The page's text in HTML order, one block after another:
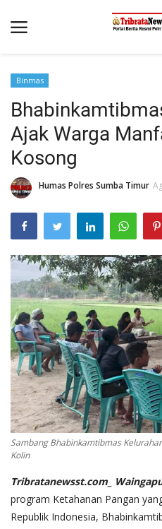
Beranda
Terms & Conditions
Reskrim
Binkam
Giat Ops
Polisi Kita
Mitra Polisi
Lantas
Jurnal Kamtibmas
Binmas
Ajak Warga
Kosong
Humas Polres Sumba Timur
Sambang Bhabinkamtibmas
Kolin
Tribratanewsst.com_
program Ketahanan Pangan
Republik Indonesia,